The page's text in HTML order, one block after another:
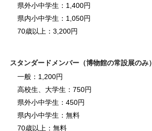
県外小中学生：1,400円
県内小中学生：1,050円
70歳以上：3,200円
スタンダードメンバー（博物館の常設展のみ）
一般：1,200円
高校生、大学生：750円
県外小中学生：450円
県内小中学生：無料
70歳以上：無料